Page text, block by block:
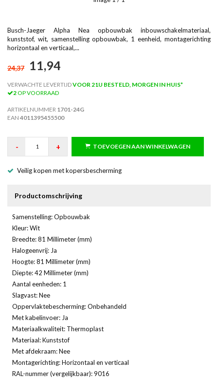
Busch-Jaeger Alpha Nea opbouwbak inbouwschakelmateriaal,
kunststof, wit, samenstelling opbouwbak, 1 eenheid, montagerichting
horizontaal en verticaal,...
24,37 11,94
VERWACHTE LEVERTIJDVOOR 21U BESTELD, MORGEN IN HUIS*
2OP VOORRAAD
ARTIKELNUMMER 1701-24G
EAN 4011395455500
- + TOEVOEGEN AAN WINKELWAGEN
Veilig kopen met kopersbescherming
Productomschrijving
Samenstelling: Opbouwbak
Kleur: Wit
Breedte: 81 Millimeter (mm)
Halogeenvrij: Ja
Hoogte: 81 Millimeter (mm)
Diepte: 42 Millimeter (mm)
Aantal eenheden: 1
Slagvast: Nee
Oppervlaktebescherming: Onbehandeld
Met kabelinvoer: Ja
Materiaalkwaliteit: Thermoplast
Materiaal: Kunststof
Met afdekraam: Nee
Montagerichting: Horizontaal en verticaal
RAL-nummer (vergelijkbaar): 9016